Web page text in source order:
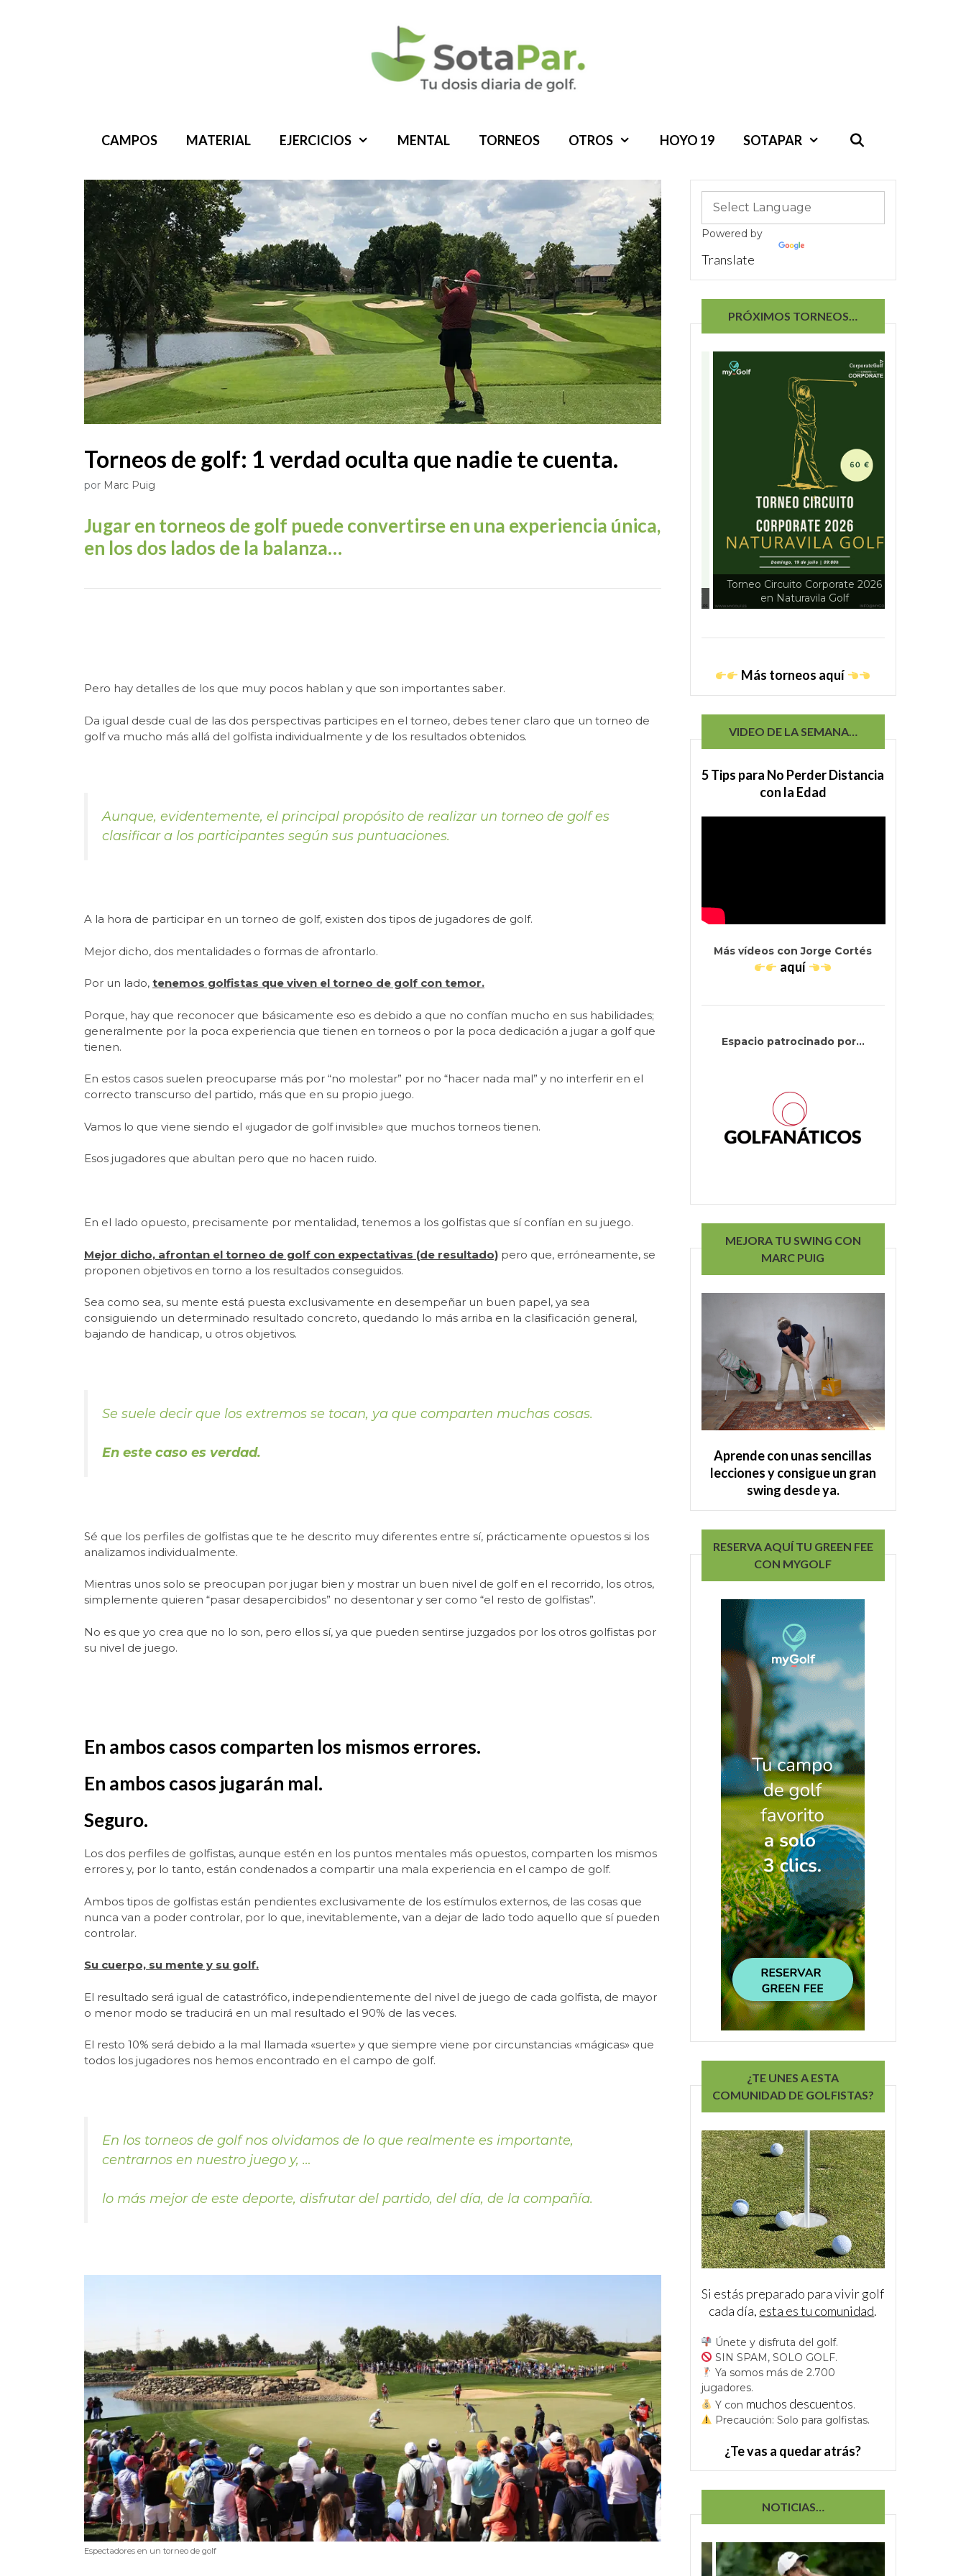
CAMPOS MATERIAL EJERCICIOS MENTAL TORNEOS OTROS HOYO 19 SOTAPAR
Torneos de golf: 1 verdad oculta que nadie te cuenta.
por Marc Puig
Jugar en torneos de golf puede convertirse en una experiencia única,
en los dos lados de la balanza…
Pero hay detalles de los que muy pocos hablan y que son importantes saber.
Da igual desde cual de las dos perspectivas participes en el torneo, debes tener claro que un torneo de
golf va mucho más allá del golfista individualmente y de los resultados obtenidos.
Aunque, evidentemente, el principal propósito de realizar un torneo de golf es
clasificar a los participantes según sus puntuaciones.
A la hora de participar en un torneo de golf, existen dos tipos de jugadores de golf.
Mejor dicho, dos mentalidades o formas de afrontarlo.
Por un lado, tenemos golfistas que viven el torneo de golf con temor.
Porque, hay que reconocer que básicamente eso es debido a que no confían mucho en sus habilidades;
generalmente por la poca experiencia que tienen en torneos o por la poca dedicación a jugar a golf que
tienen.
En estos casos suelen preocuparse más por “no molestar” por no “hacer nada mal” y no interferir en el
correcto transcurso del partido, más que en su propio juego.
Vamos lo que viene siendo el «jugador de golf invisible» que muchos torneos tienen.
Esos jugadores que abultan pero que no hacen ruido.
En el lado opuesto, precisamente por mentalidad, tenemos a los golfistas que sí confían en su juego.
Mejor dicho, afrontan el torneo de golf con expectativas (de resultado) pero que, erróneamente, se
proponen objetivos en torno a los resultados conseguidos.
Sea como sea, su mente está puesta exclusivamente en desempeñar un buen papel, ya sea
consiguiendo un determinado resultado concreto, quedando lo más arriba en la clasificación general,
bajando de handicap, u otros objetivos.
Se suele decir que los extremos se tocan, ya que comparten muchas cosas.
En este caso es verdad.
Sé que los perfiles de golfistas que te he descrito muy diferentes entre sí, prácticamente opuestos si los
analizamos individualmente.
Mientras unos solo se preocupan por jugar bien y mostrar un buen nivel de golf en el recorrido, los otros,
simplemente quieren “pasar desapercibidos” no desentonar y ser como “el resto de golfistas”.
No es que yo crea que no lo son, pero ellos sí, ya que pueden sentirse juzgados por los otros golfistas por
su nivel de juego.
En ambos casos comparten los mismos errores.
En ambos casos jugarán mal.
Seguro.
Los dos perfiles de golfistas, aunque estén en los puntos mentales más opuestos, comparten los mismos
errores y, por lo tanto, están condenados a compartir una mala experiencia en el campo de golf.
Ambos tipos de golfistas están pendientes exclusivamente de los estímulos externos, de las cosas que
nunca van a poder controlar, por lo que, inevitablemente, van a dejar de lado todo aquello que sí pueden
controlar.
Su cuerpo, su mente y su golf.
El resultado será igual de catastrófico, independientemente del nivel de juego de cada golfista, de mayor
o menor modo se traducirá en un mal resultado el 90% de las veces.
El resto 10% será debido a la mal llamada «suerte» y que siempre viene por circunstancias «mágicas» que
todos los jugadores nos hemos encontrado en el campo de golf.
En los torneos de golf nos olvidamos de lo que realmente es importante,
centrarnos en nuestro juego y, …
lo más mejor de este deporte, disfrutar del partido, del día, de la compañía.
Espectadores en un torneo de golf
Powered by
Translate
PRÓXIMOS TORNEOS…
Torneo Circuito Corporate 2026
en Naturavila Golf
Más torneos aquí
VIDEO DE LA SEMANA…
5 Tips para No Perder Distancia
con la Edad
Más vídeos con Jorge Cortés
aquí
Espacio patrocinado por...
MEJORA TU SWING CON
MARC PUIG
Aprende con unas sencillas
lecciones y consigue un gran
swing desde ya.
RESERVA AQUÍ TU GREEN FEE
CON MYGOLF
¿TE UNES A ESTA
COMUNIDAD DE GOLFISTAS?
Si estás preparado para vivir golf
cada día, esta es tu comunidad.
Únete y disfruta del golf.
SIN SPAM, SOLO GOLF.
Ya somos más de 2.700
jugadores.
Y con muchos descuentos.
Precaución: Solo para golfistas.
¿Te vas a quedar atrás?
NOTICIAS…